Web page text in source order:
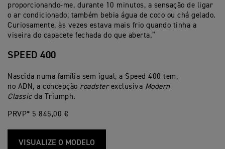
proporcionando-me, durante 10 minutos, a sensação de ligar
o ar condicionado; também bebia água de coco ou chá gelado.
Curiosamente, às vezes estava mais frio quando tinha a
viseira do capacete fechada do que aberta.”
SPEED 400
Nascida numa família sem igual, a Speed 400 tem,
no ADN, a concepção roadsterexclusiva Modern
Classicda Triumph.
PRVP* 5 845,00 €
VISUALIZE O MODELO